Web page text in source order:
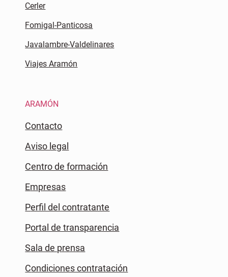
Cerler
Fomigal-Panticosa
Javalambre-Valdelinares
Viajes Aramón
ARAMÓN
Contacto
Aviso legal
Centro de formación
Empresas
Perfil del contratante
Portal de transparencia
Sala de prensa
Condiciones contratación